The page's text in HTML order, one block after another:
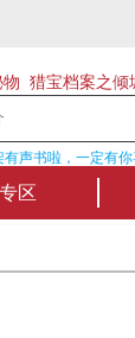
猎宝档案之倾
书啦，一定有你
区